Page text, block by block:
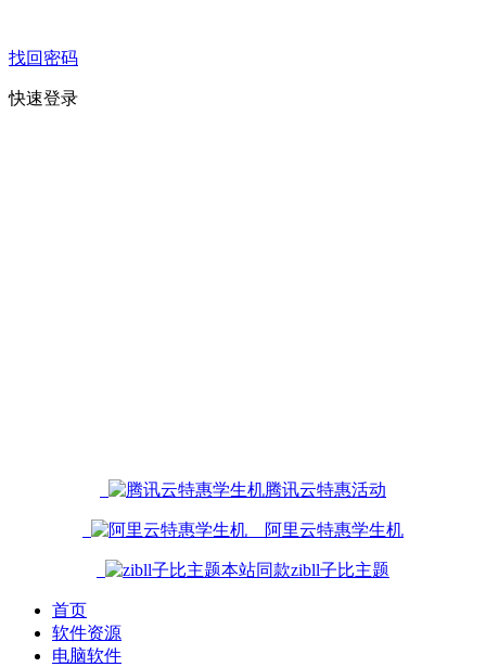
找回密码
快速登录
腾讯云特惠活动
阿里云特惠学生机
本站同款zibll子比主题
首页
软件资源
电脑软件